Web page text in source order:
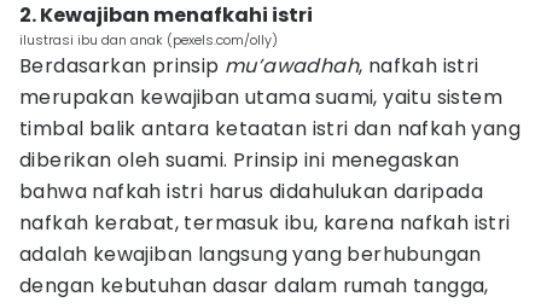
2. Kewajiban menafkahi istri
ilustrasi ibu dan anak (pexels.com/olly)
Berdasarkan prinsip mu’awadhah, nafkah istri
merupakan kewajiban utama suami, yaitu sistem
timbal balik antara ketaatan istri dan nafkah yang
diberikan oleh suami. Prinsip ini menegaskan
bahwa nafkah istri harus didahulukan daripada
nafkah kerabat, termasuk ibu, karena nafkah istri
adalah kewajiban langsung yang berhubungan
dengan kebutuhan dasar dalam rumah tangga,